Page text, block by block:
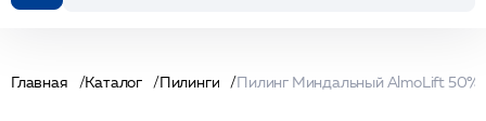
Главная Каталог Пилинги